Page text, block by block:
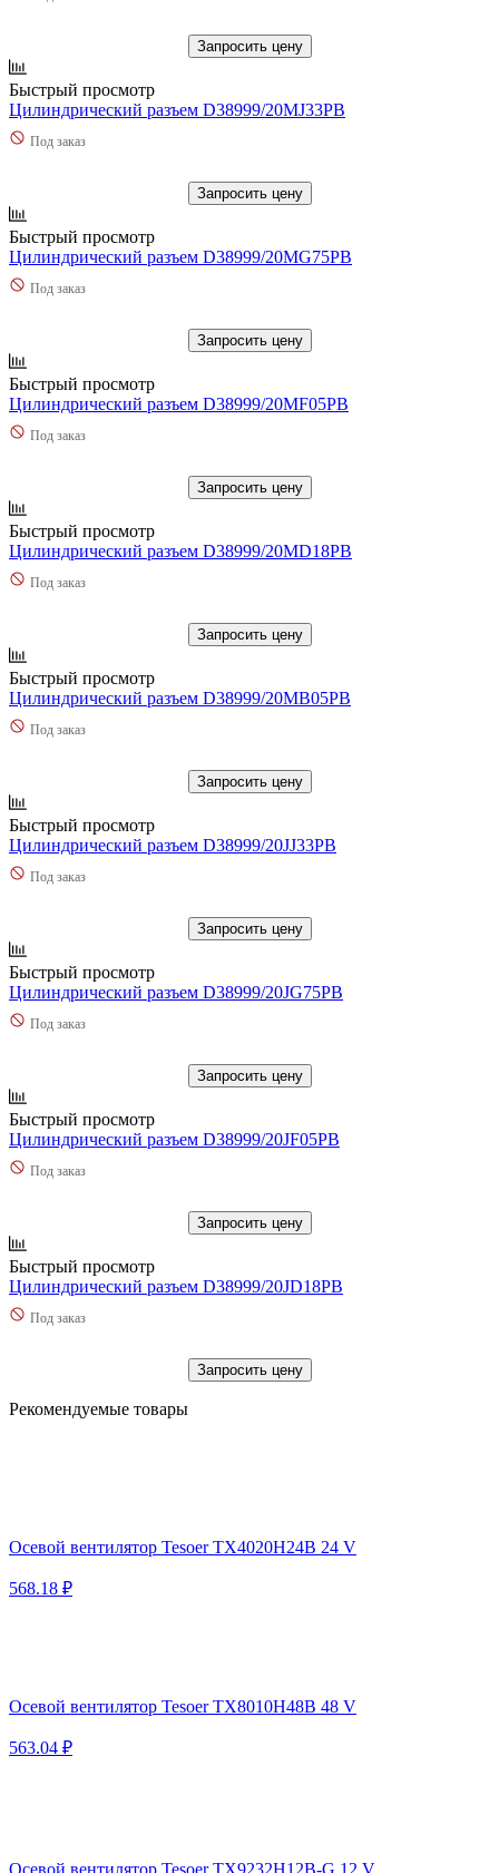
Запросить цену
Быстрый просмотр
Цилиндрический разъем D38999/20MJ33PB
Под заказ
Запросить цену
Быстрый просмотр
Цилиндрический разъем D38999/20MG75PB
Под заказ
Запросить цену
Быстрый просмотр
Цилиндрический разъем D38999/20MF05PB
Под заказ
Запросить цену
Быстрый просмотр
Цилиндрический разъем D38999/20MD18PB
Под заказ
Запросить цену
Быстрый просмотр
Цилиндрический разъем D38999/20MB05PB
Под заказ
Запросить цену
Быстрый просмотр
Цилиндрический разъем D38999/20JJ33PB
Под заказ
Запросить цену
Быстрый просмотр
Цилиндрический разъем D38999/20JG75PB
Под заказ
Запросить цену
Быстрый просмотр
Цилиндрический разъем D38999/20JF05PB
Под заказ
Запросить цену
Быстрый просмотр
Цилиндрический разъем D38999/20JD18PB
Под заказ
Запросить цену
Рекомендуемые товары
Осевой вентилятор Tesoer TX4020H24B 24 V
568.18 ₽
Осевой вентилятор Tesoer TX8010H48B 48 V
563.04 ₽
Осевой вентилятор Tesoer TX9232H12B-G 12 V